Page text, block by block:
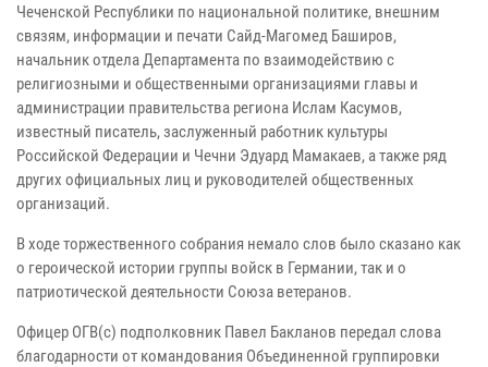
Чеченской Республики по национальной политике, внешним
связям, информации и печати Сайд-Магомед Баширов,
начальник отдела Департамента по взаимодействию с
религиозными и общественными организациями главы и
администрации правительства региона Ислам Касумов,
известный писатель, заслуженный работник культуры
Российской Федерации и Чечни Эдуард Мамакаев, а также ряд
других официальных лиц и руководителей общественных
организаций.
В ходе торжественного собрания немало слов было сказано как
о героической истории группы войск в Германии, так и о
патриотической деятельности Союза ветеранов.
Офицер ОГВ(с) подполковник Павел Бакланов передал слова
благодарности от командования Объединенной группировки